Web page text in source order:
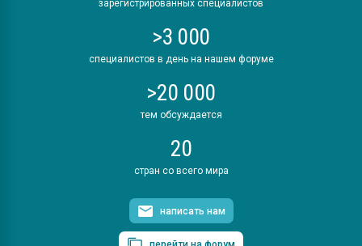
зарегистрированных специалистов
>3 000
специалистов в день на нашем форуме
>20 000
тем обсуждается
20
стран со всего мира
написать нам